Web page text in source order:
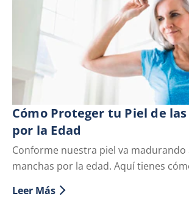
Conforme nuestra piel va madurando
manchas por la edad. Aquí tienes
Cómo Proteger tu Piel de
por la Edad
Discover more about Cómo
Leer Más